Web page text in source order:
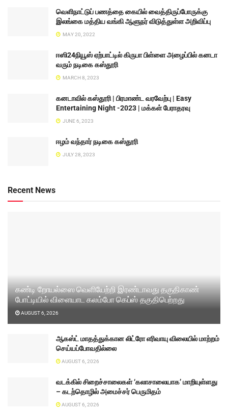
வெளிநாட்டுப் பணத்தை கையில் வைத்திருப்போருக்கு
இலங்கை மத்திய வங்கி ஆளுநர் விடுத்துள்ள அறிவிப்பு
MAY 20, 2022
ஈஸி24நியூஸ் ஏற்பாட்டில் கிருபா பிள்ளை அழைப்பில் கனடா
வரும் நடிகை கஸ்தூரி
MARCH 8, 2023
கனடாவில் கஸ்தூரி | பிரமாண்ட வரவேற்பு | Easy
Entertaining Night -2023 | மக்கள் பேராதரவு
JUNE 6, 2023
ஈழம் வந்தார் நடிகை கஸ்தூரி
JULY 28, 2023
Recent News
கண்டி றோயல்ஸை வெளியேற்றி இரண்டாவது தகுதிகாண்
போட்டியில் விளையாட கலம்போ கெப்ஸ் தகுதிபெற்றது
AUGUST 6, 2026
ஆகஸ்ட் மாதத்துக்கான லிட்ரோ எரிவாயு விலையில் மாற்றம்
செய்யப்போவதில்லை
AUGUST 6, 2026
வடக்கில் சிறைச்சாலைகள் ‘கலாசாலையாக’ மாறியுள்ளது
– கடற்தொழில் அமைச்சர் பெருமிதம்
AUGUST 6, 2026